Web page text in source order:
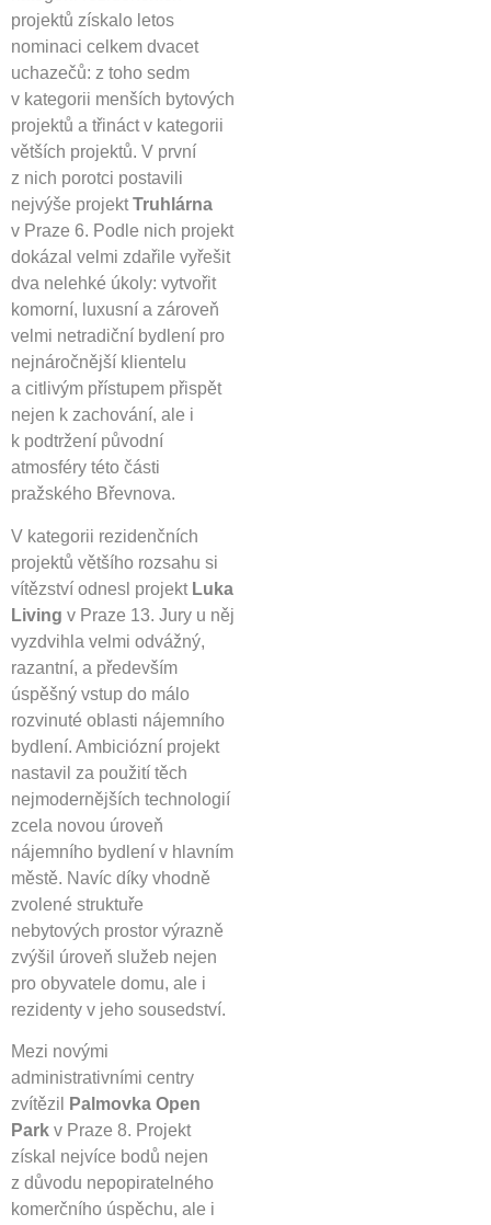
projektů získalo letos
nominaci celkem dvacet
uchazečů: z toho sedm
v kategorii menších bytových
projektů a třináct v kategorii
větších projektů. V první
z nich porotci postavili
nejvýše projektTruhlárna
v Praze 6. Podle nich projekt
dokázal velmi zdařile vyřešit
dva nelehké úkoly: vytvořit
komorní, luxusní a zároveň
velmi netradiční bydlení pro
nejnáročnější klientelu
a citlivým přístupem přispět
nejen k zachování, ale i
k podtržení původní
atmosféry této části
pražského Břevnova.
V kategorii rezidenčních
projektů většího rozsahu si
vítězství odnesl projekt Luka
Living v Praze 13. Jury u něj
vyzdvihla velmi odvážný,
razantní, a především
úspěšný vstup do málo
rozvinuté oblasti nájemního
bydlení. Ambiciózní projekt
nastavil za použití těch
nejmodernějších technologií
zcela novou úroveň
nájemního bydlení v hlavním
městě. Navíc díky vhodně
zvolené struktuře
nebytových prostor výrazně
zvýšil úroveň služeb nejen
pro obyvatele domu, ale i
rezidenty v jeho sousedství.
Mezi novými
administrativními centry
zvítězil
Palmovka Open
Park v Praze 8. Projekt
získal nejvíce bodů nejen
z důvodu nepopiratelného
komerčního úspěchu, ale i